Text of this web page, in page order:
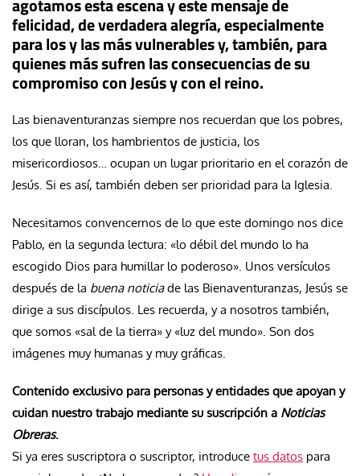
agotamos esta escena y este mensaje de
felicidad, de verdadera alegría, especialmente
para los y las más vulnerables y, también, para
quienes más sufren las consecuencias de su
compromiso con Jesús y con el reino.
Las bienaventuranzas siempre nos recuerdan que los pobres,
los que lloran, los hambrientos de justicia, los
misericordiosos… ocupan un lugar prioritario en el corazón de
Jesús. Si es así, también deben ser prioridad para la Iglesia.
Necesitamos convencernos de lo que este domingo nos dice
Pablo, en la segunda lectura: «lo débil del mundo lo ha
escogido Dios para humillar lo poderoso». Unos versículos
después de la buena noticiade las Bienaventuranzas, Jesús se
dirige a sus discípulos. Les recuerda, y a nosotros también,
que somos «sal de la tierra» y «luz del mundo». Son dos
imágenes muy humanas y muy gráficas.
Contenido exclusivo para personas y entidades que apoyan y
cuidan nuestro trabajo mediante su suscripción a Noticias
Obreras.
Si ya eres suscriptora o suscriptor, introduce tus datos para